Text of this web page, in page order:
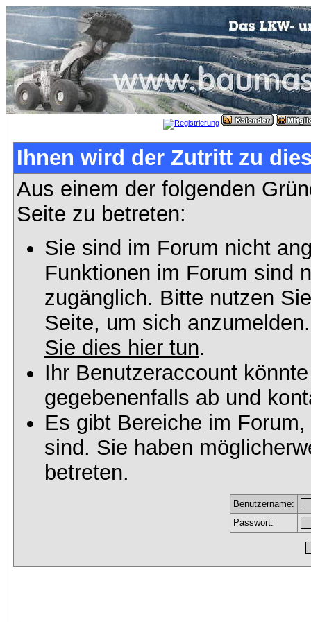
Ihnen wird der Zutritt zu
Aus einem der folgenden
Seite zu betreten:
Sie sind im Forum nicht
Funktionen im Forum sind
zugänglich. Bitte nutzen
Seite, um sich
Sie dies hier tun.
Ihr Benutzeraccount
gegebenenfalls ab und
Es gibt Bereiche im
sind. Sie haben
betreten.
Benutzername:
Passwort: